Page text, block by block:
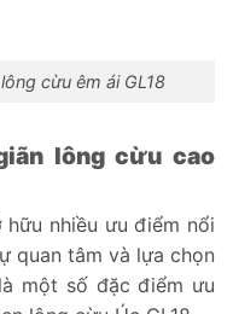
cừu êm ái GL18
lông cừu cao
hữu nhiều ưu điểm nổi
quan tâm và lựa chọn
một số đặc điểm ưu